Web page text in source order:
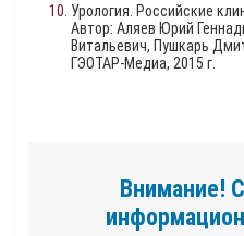
Урология. Российские
Автор: Аляев Юрий
Витальевич, Пушкарь
ГЭОТАР-Медиа, 2015 г.
Внимание!